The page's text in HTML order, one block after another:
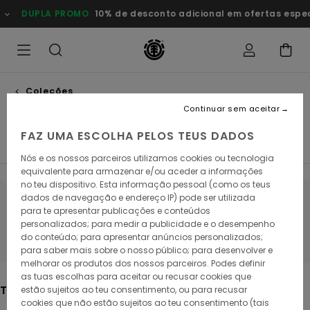
para
a
produtos
10% de desconto adicional em ofertas especiais Poupa
Coleções
Fica atento/a, os produtos voltam em
breve
Também poderás gostar
FAZ UMA ESCOLHA PELOS TEUS DADOS
Nós e os nossos parceiros utilizamos cookies ou tecnologia
equivalente para armazenar e/ou aceder a informações
no teu dispositivo. Esta informação pessoal (como os teus
dados de navegação e endereço IP) pode ser utilizada
para te apresentar publicações e conteúdos
personalizados; para medir a publicidade e o desempenho
do conteúdo; para apresentar anúncios personalizados;
para saber mais sobre o nosso público; para desenvolver e
melhorar os produtos dos nossos parceiros. Podes definir
as tuas escolhas para aceitar ou recusar cookies que
estão sujeitos ao teu consentimento, ou para recusar
cookies que não estão sujeitos ao teu consentimento (tais
Continuar sem aceitar